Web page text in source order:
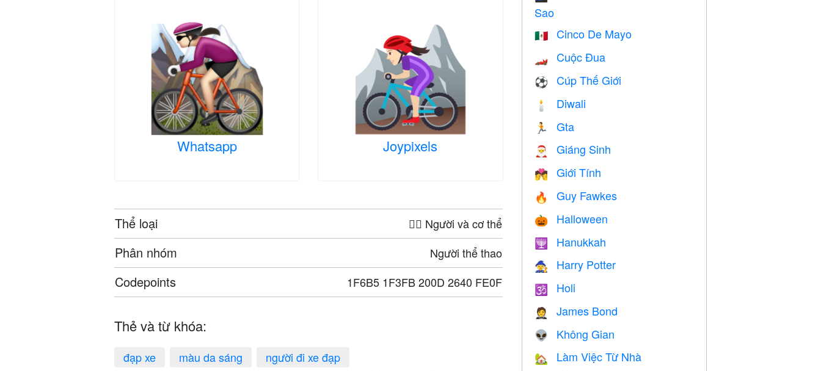
Whatsapp Joypixels
Thể loại 🤦‍♀️ Người và cơ thể
Phân nhóm Người thể thao
Codepoints 1F6B5 1F3FB 200D 2640 FE0F
Thẻ và từ khóa:
đạp xe màu da sáng
người đi xe đạp
Sao
🇲🇽 Cinco De Mayo
🏎 Cuộc Đua
⚽ Cúp Thế Giới
🕯 Diwali
🏃 Gta
🎅 Giáng Sinh
💏 Giới Tính
🔥 Guy Fawkes
🎃 Halloween
🕎 Hanukkah
🧙 Harry Potter
🕉 Holi
🤵 James Bond
👽 Không Gian
🏡 Làm Việc Từ Nhà